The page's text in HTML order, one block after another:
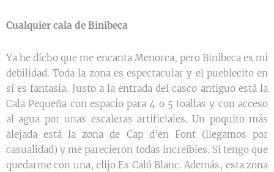
Cualquier cala de Binibeca
Ya he dicho que me encanta Menorca, pero Binibeca es mi
debilidad. Toda la zona es espectacular y el pueblecito en
sí es fantasía. Justo a la entrada del casco antiguo está la
Cala Pequeña con espacio para 4 o 5 toallas y con acceso
al agua por unas escaleras artificiales. Un poquito más
alejada está la zona de Cap d'en Font (llegamos por
casualidad) y me parecieron todas increíbles. Si tengo que
quedarme con una, elijo Es Caló Blanc. Además, esta zona